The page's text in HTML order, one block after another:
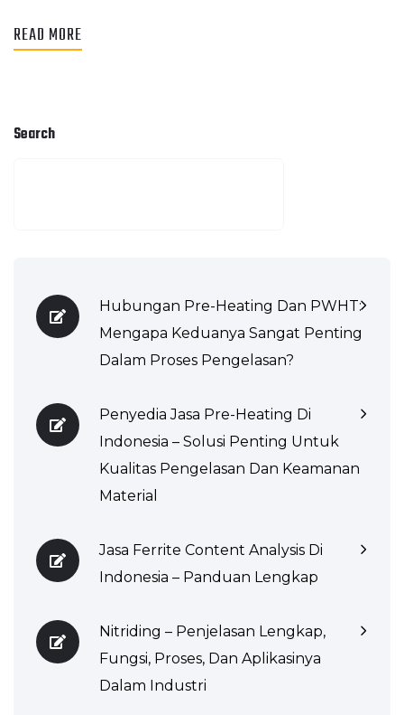
READ MORE
Search
Hubungan Pre-Heating Dan PWHT:
Mengapa Keduanya Sangat Penting
Dalam Proses Pengelasan?
Penyedia Jasa Pre-Heating Di
Indonesia – Solusi Penting Untuk
Kualitas Pengelasan Dan Keamanan
Material
Jasa Ferrite Content Analysis Di
Indonesia – Panduan Lengkap
Nitriding – Penjelasan Lengkap,
Fungsi, Proses, Dan Aplikasinya
Dalam Industri